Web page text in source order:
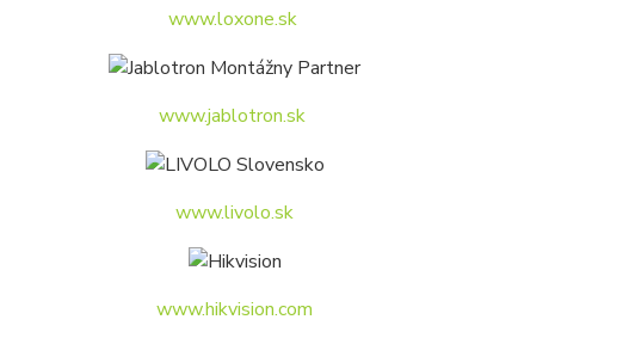
www.loxone.sk
www.jablotron.sk
www.livolo.sk
www.hikvision.com